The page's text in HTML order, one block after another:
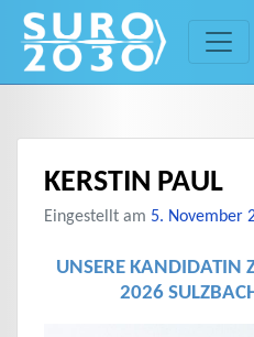
content
KERSTIN PAUL
Eingestellt am 5. November
UNSERE KANDIDATIN
2026